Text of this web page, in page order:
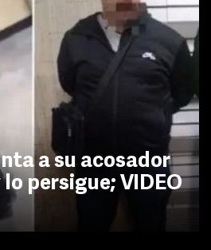
a su acosador
persigue; VIDEO